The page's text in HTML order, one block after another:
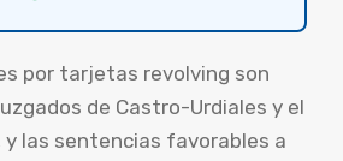
por tarjetas revolving son
de Castro-Urdiales y el
y las sentencias favorables a